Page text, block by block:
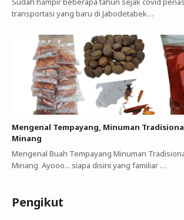
transportasi yang baru di Jabodetabek…
Mengenal Tempayang, Minuman
Minang
Mengenal Buah Tempayang Minuman
Minang Ayooo... siapa disini yang familiar …
Pengikut